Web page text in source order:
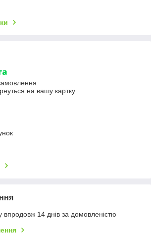
на вашу картку
впродовж 14 днів за домовленістю